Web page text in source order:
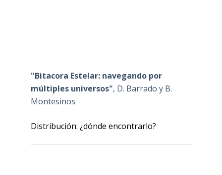
"Bitacora Estelar: navegando por
múltiples universos", D. Barrado y B.
Montesinos
Distribución: ¿dónde encontrarlo?